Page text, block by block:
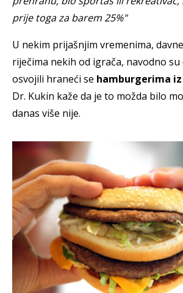
prije toga za barem 25%"
U nekim prijašnjim vremenima,
riječima nekih od igrača, navodno
osvojili hraneći se hamburgerima iz
Dr. Kukin kaže da je to možda bilo
danas više nije.